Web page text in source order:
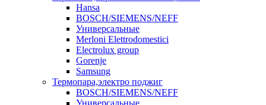
Hansa
BOSCH/SIEMENS/NEFF
Универсальные
Merloni Elettrodomestici
Electrolux group
Gorenje
Samsung
Термопара,электро поджиг
BOSCH/SIEMENS/NEFF
Универсальные